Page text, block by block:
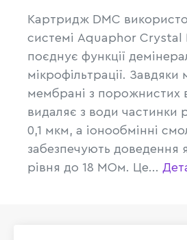
Картридж DMC
системі Aquaphor Crystal
поєднує функції
мікрофільтрації. Завдяки
мембрані з порожнистих
видаляє з води частинки
0,1 мкм, а іонообмінні
забезпечують доведення
рівня до 18 МОм. Це...